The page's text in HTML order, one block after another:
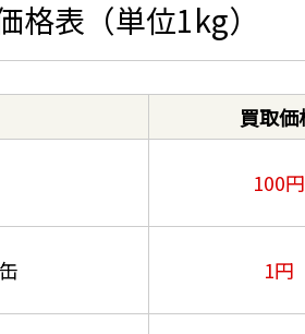
格表（単位1kg）
買取価
100円
1円